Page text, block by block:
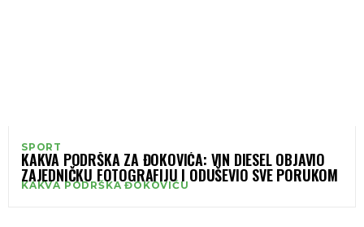
SPORT
KAKVA PODRŠKA ZA ĐOKOVIĆA: VIN DIESEL OBJAVIO
ZAJEDNIČKU FOTOGRAFIJU I ODUŠEVIO SVE PORUKOM
KAKVA PODRŠKA ĐOKOVIĆU